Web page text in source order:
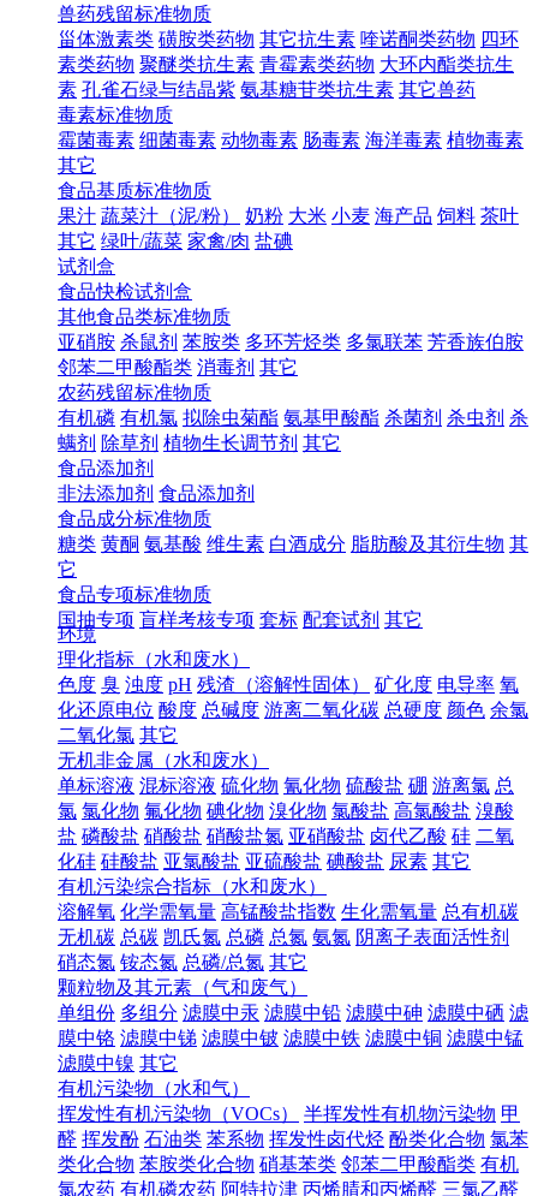
兽药残留标准物质
甾体激素类 磺胺类药物 其它抗生素 喹诺酮类药物 四环
素类药物 聚醚类抗生素 青霉素类药物 大环内酯类抗生
素 孔雀石绿与结晶紫 氨基糖苷类抗生素 其它兽药
毒素标准物质
霉菌毒素 细菌毒素 动物毒素 肠毒素 海洋毒素 植物毒素
其它
食品基质标准物质
果汁 蔬菜汁（泥/粉） 奶粉 大米 小麦 海产品 饲料 茶叶
其它 绿叶/蔬菜 家禽/肉 盐碘
试剂盒
食品快检试剂盒
其他食品类标准物质
亚硝胺 杀鼠剂 苯胺类 多环芳烃类 多氯联苯 芳香族伯胺
邻苯二甲酸酯类 消毒剂 其它
农药残留标准物质
有机磷 有机氯 拟除虫菊酯 氨基甲酸酯 杀菌剂 杀虫剂 杀
螨剂 除草剂 植物生长调节剂 其它
食品添加剂
非法添加剂 食品添加剂
食品成分标准物质
糖类 黄酮 氨基酸 维生素 白酒成分 脂肪酸及其衍生物 其
它
食品专项标准物质
国抽专项 盲样考核专项 套标 配套试剂 其它
环境
理化指标（水和废水）
色度 臭 浊度 pH 残渣（溶解性固体） 矿化度 电导率 氧
化还原电位 酸度 总碱度 游离二氧化碳 总硬度 颜色 余氯
二氧化氯 其它
无机非金属（水和废水）
单标溶液 混标溶液 硫化物 氰化物 硫酸盐 硼 游离氯 总
氯 氯化物 氟化物 碘化物 溴化物 氯酸盐 高氯酸盐 溴酸
盐 磷酸盐 硝酸盐 硝酸盐氮 亚硝酸盐 卤代乙酸 硅 二氧
化硅 硅酸盐 亚氯酸盐 亚硫酸盐 碘酸盐 尿素 其它
有机污染综合指标（水和废水）
溶解氧 化学需氧量 高锰酸盐指数 生化需氧量 总有机碳
无机碳 总碳 凯氏氮 总磷 总氮 氨氮 阴离子表面活性剂
硝态氮 铵态氮 总磷/总氮 其它
颗粒物及其元素（气和废气）
单组份 多组分 滤膜中汞 滤膜中铅 滤膜中砷 滤膜中硒 滤
膜中铬 滤膜中锑 滤膜中铍 滤膜中铁 滤膜中铜 滤膜中锰
滤膜中镍 其它
有机污染物（水和气）
挥发性有机污染物（VOCs）
半挥发性有机物污染物 甲
醛 挥发酚 石油类 苯系物 挥发性卤代烃 酚类化合物 氯苯
类化合物 苯胺类化合物 硝基苯类 邻苯二甲酸酯类 有机
氯农药 有机磷农药 阿特拉津 丙烯腈和丙烯醛 三氯乙醛